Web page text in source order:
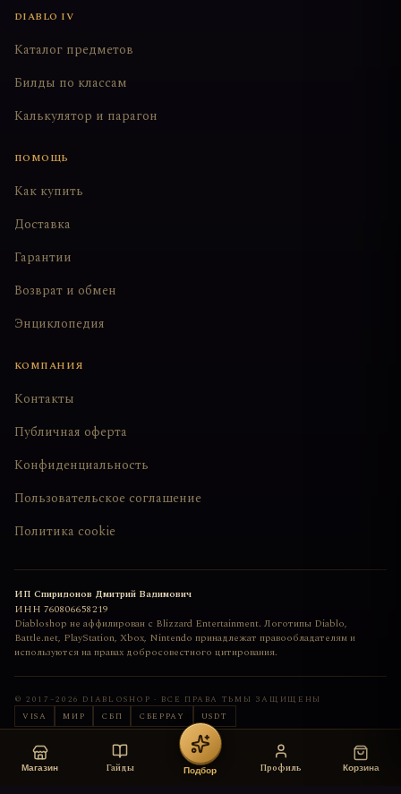
DIABLO IV
Каталог предметов
Билды по классам
Калькулятор и парагон
ПОМОЩЬ
Как купить
Доставка
Гарантии
Возврат и обмен
Энциклопедия
КОМПАНИЯ
Контакты
Публичная оферта
Конфиденциальность
Пользовательское соглашение
Политика cookie
ИП Спиридонов Дмитрий Вадимович
ИНН 760806658219
Diabloshop не аффилирован с Blizzard Entertainment. Логотипы Diablo,
Battle.net, PlayStation, Xbox, Nintendo принадлежат правообладателям и
используются на правах добросовестного цитирования.
© 2017–2026 DIABLOSHOP · ВСЕ ПРАВА ТЬМЫ ЗАЩИЩЕНЫ
VISA
МИР СБП СБЕРPAY USDT
Сайт сделан с любовью deemkend
Магазин Гайды Подбор Профиль Корзина